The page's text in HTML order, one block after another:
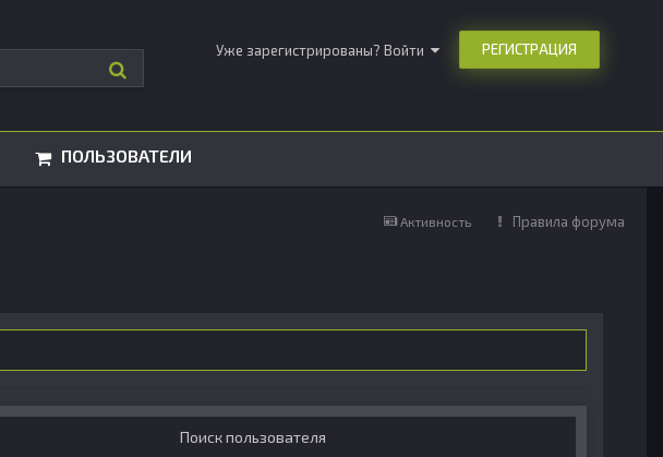
Уже зарегистрированы? Войти РЕГИСТРАЦИЯ
ПОЛЬЗОВАТЕЛИ
Активность Правила форума
Поиск пользователя